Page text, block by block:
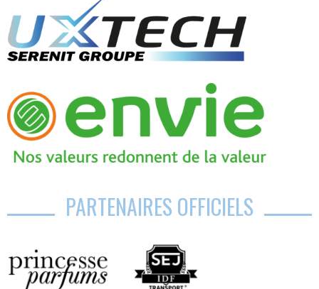
PARTENAIRES OFFICIELS